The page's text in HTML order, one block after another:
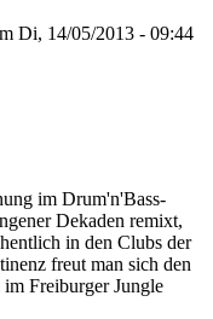
Di, 14/05/2013 - 09:44
im Drum'n'Bass-
Dekaden remixt,
in den Clubs der
freut man sich den
Freiburger Jungle